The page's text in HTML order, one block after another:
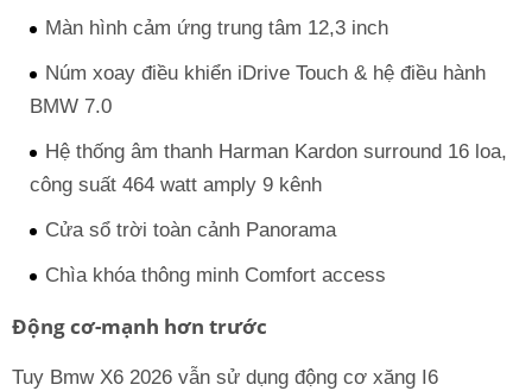
Màn hình cảm ứng trung tâm 12,3 inch
Núm xoay điều khiển iDrive Touch & hệ điều hành
BMW 7.0
Hệ thống âm thanh Harman Kardon surround 16 loa,
công suất 464 watt amply 9 kênh
Cửa sổ trời toàn cảnh Panorama
Chìa khóa thông minh Comfort access
Động cơ-mạnh hơn trước
Tuy Bmw X6 2026 vẫn sử dụng động cơ xăng I6